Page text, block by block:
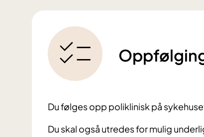
Du følges opp poliklinisk på
Du skal også utredes for mulig